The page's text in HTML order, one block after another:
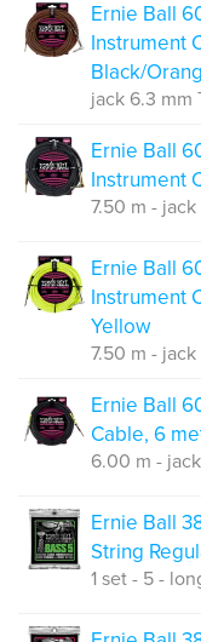
Ernie Ball
Instrument
Black/
jack 6.3 mm
Ernie Ball
Instrument
7.50 m -
Ernie Ball
Instrument
Yellow
7.50 m -
Ernie Ball
Cable, 6
6.00 m -
Ernie Ball
String
1 set - 5 -